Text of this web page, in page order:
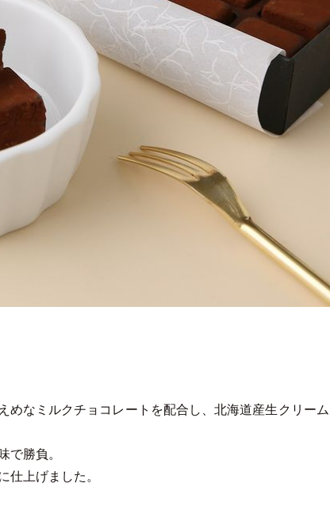
めなミルクチョコレートを配合し、北海道産生クリーム
勝負。
仕上げました。